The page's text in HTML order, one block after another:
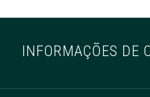
INFORMAÇÕES DE